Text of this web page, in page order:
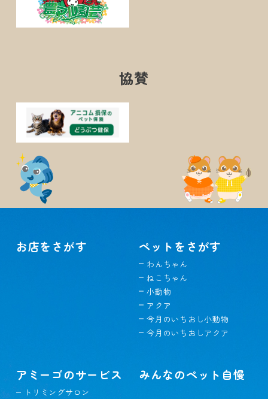
協賛
お店をさがす ペットをさがす
わんちゃん
ねこちゃん
小動物
アクア
今月のいちおし小動物
今月のいちおしアクア
アミーゴのサービス
トリミングサロン
みんなのペット自慢